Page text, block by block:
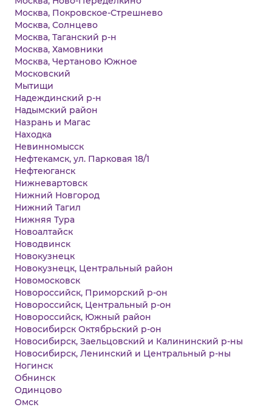
Москва, Покровское-Стрешнево
Москва, Солнцево
Москва, Таганский р-н
Москва, Хамовники
Москва, Чертаново Южное
Московский
Мытищи
Надеждинский р-н
Надымский район
Назрань и Магас
Находка
Невинномысск
Нефтекамск, ул. Парковая 18/1
Нефтеюганск
Нижневартовск
Нижний Новгород
Нижний Тагил
Нижняя Тура
Новоалтайск
Новодвинск
Новокузнецк
Новокузнецк, Центральный район
Новомосковск
Новороссийск, Приморский р-он
Новороссийск, Центральный р-он
Новороссийск, Южный район
Новосибирск Октябрьский р-он
Новосибирск, Заельцовский и Калининский р-ны
Новосибирск, Ленинский и Центральный р-ны
Ногинск
Обнинск
Одинцово
Омск